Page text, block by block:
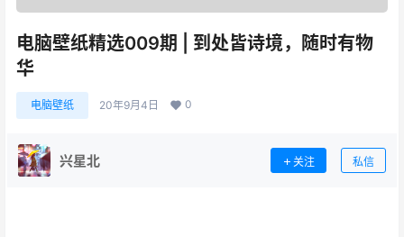
电脑壁纸精选009期 | 到处皆诗境，随时有物
华
电脑壁纸 20年9月4日 0
兴星北 关注 私信